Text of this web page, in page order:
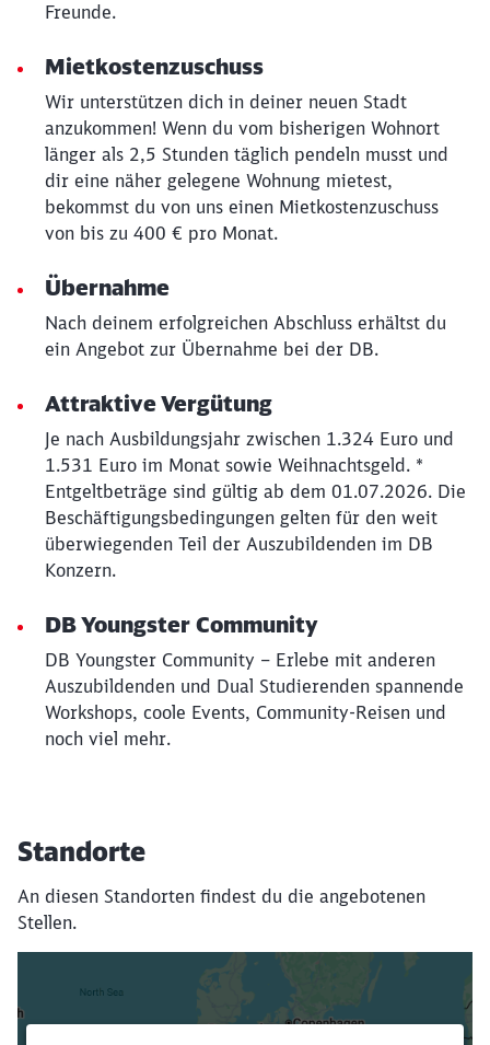
Freunde.
Mietkostenzuschuss
Wir unterstützen dich in deiner neuen Stadt
anzukommen! Wenn du vom bisherigen Wohnort
länger als 2,5 Stunden täglich pendeln musst und
dir eine näher gelegene Wohnung mietest,
bekommst du von uns einen Mietkostenzuschuss
von bis zu 400 € pro Monat.
Übernahme
Nach deinem erfolgreichen Abschluss erhältst du
ein Angebot zur Übernahme bei der DB.
Attraktive Vergütung
Je nach Ausbildungsjahr zwischen 1.324 Euro und
1.531 Euro im Monat sowie Weihnachtsgeld. *
Entgeltbeträge sind gültig ab dem 01.07.2026. Die
Beschäftigungsbedingungen gelten für den weit
überwiegenden Teil der Auszubildenden im DB
Konzern.
DB Youngster Community
DB Youngster Community – Erlebe mit anderen
Auszubildenden und Dual Studierenden spannende
Workshops, coole Events, Community-Reisen und
noch viel mehr.
Standorte
An diesen Standorten findest du die angebotenen
Stellen.
werden?